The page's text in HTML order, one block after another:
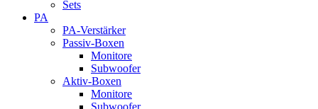
Sets
PA
PA-Verstärker
Passiv-Boxen
Monitore
Subwoofer
Aktiv-Boxen
Monitore
Subwoofer